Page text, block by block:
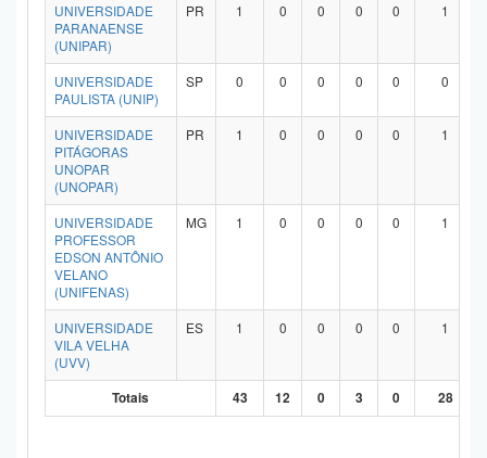
UNIVERSIDADE
PARANAENSE
(UNIPAR)
PR 1 0 0 0 0 1
UNIVERSIDADE
PAULISTA (UNIP)
SP 0 0 0 0 0 0
UNIVERSIDADE
PITÁGORAS
UNOPAR
(UNOPAR)
PR 1 0 0 0 0 1
UNIVERSIDADE
PROFESSOR
EDSON ANTÔNIO
VELANO
(UNIFENAS)
MG 1 0 0 0 0 1
UNIVERSIDADE
VILA VELHA
(UVV)
ES 1 0 0 0 0 1
Totais 43 12 0 3 0 28